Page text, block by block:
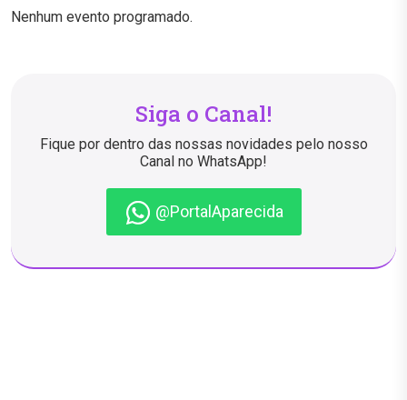
Nenhum evento programado.
Siga o Canal!
Fique por dentro das nossas novidades pelo nosso
Canal no WhatsApp!
@PortalAparecida